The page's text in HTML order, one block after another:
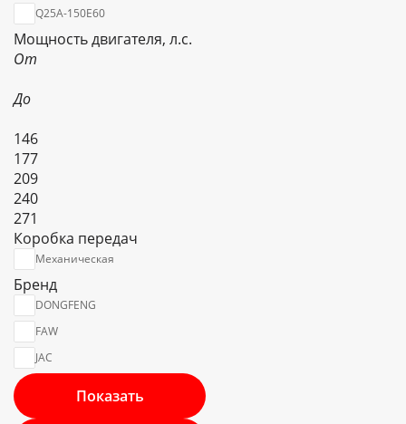
Q25A-150E60
Мощность двигателя, л.с.
От
До
146
177
209
240
271
Коробка передач
Механическая
Бренд
DONGFENG
FAW
JAC